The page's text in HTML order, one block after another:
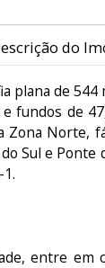
do
de 544
fundos de
Norte,
Sul e Ponte
entre em